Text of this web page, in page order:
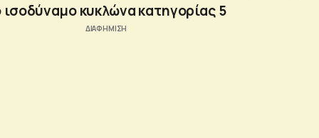
ισοδύναμο κυκλώνα κατηγορίας 5